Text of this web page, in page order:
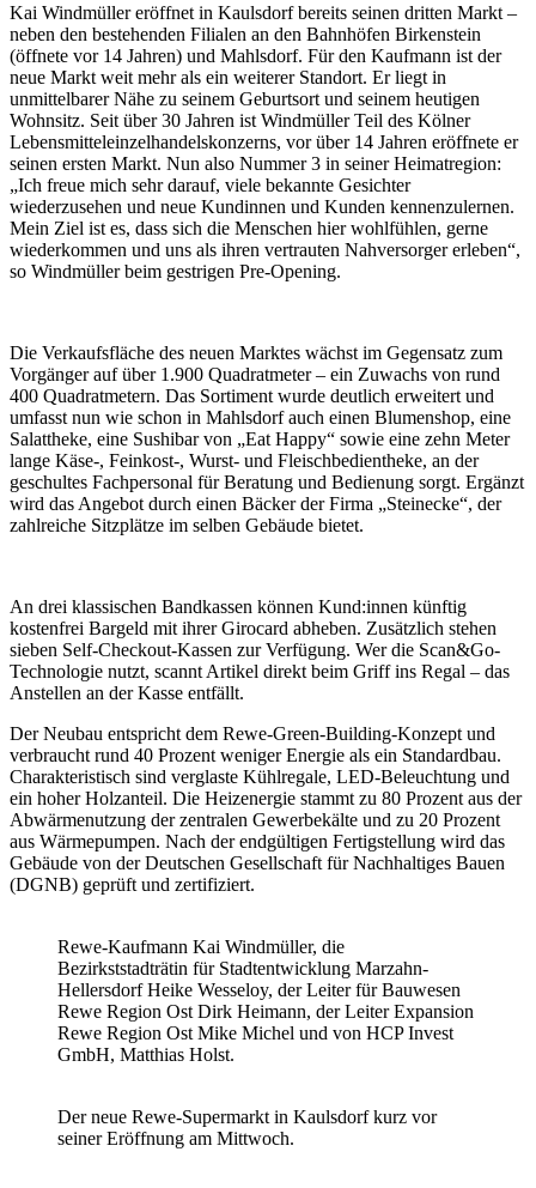
Kai Windmüller eröffnet in Kaulsdorf bereits seinen dritten Markt –
neben den bestehenden Filialen an den Bahnhöfen Birkenstein
(öffnete vor 14 Jahren) und Mahlsdorf. Für den Kaufmann ist der
neue Markt weit mehr als ein weiterer Standort. Er liegt in
unmittelbarer Nähe zu seinem Geburtsort und seinem heutigen
Wohnsitz. Seit über 30 Jahren ist Windmüller Teil des Kölner
Lebensmitteleinzelhandelskonzerns, vor über 14 Jahren eröffnete er
seinen ersten Markt. Nun also Nummer 3 in seiner Heimatregion:
„Ich freue mich sehr darauf, viele bekannte Gesichter
wiederzusehen und neue Kundinnen und Kunden kennenzulernen.
Mein Ziel ist es, dass sich die Menschen hier wohlfühlen, gerne
wiederkommen und uns als ihren vertrauten Nahversorger erleben“,
so Windmüller beim gestrigen Pre-Opening.
Die Verkaufsfläche des neuen Marktes wächst im Gegensatz zum
Vorgänger auf über 1.900 Quadratmeter – ein Zuwachs von rund
400 Quadratmetern. Das Sortiment wurde deutlich erweitert und
umfasst nun wie schon in Mahlsdorf auch einen Blumenshop, eine
Salattheke, eine Sushibar von „Eat Happy“ sowie eine zehn Meter
lange Käse-, Feinkost-, Wurst- und Fleischbedientheke, an der
geschultes Fachpersonal für Beratung und Bedienung sorgt. Ergänzt
wird das Angebot durch einen Bäcker der Firma „Steinecke“, der
zahlreiche Sitzplätze im selben Gebäude bietet.
An drei klassischen Bandkassen können Kund:innen künftig
kostenfrei Bargeld mit ihrer Girocard abheben. Zusätzlich stehen
sieben Self-Checkout-Kassen zur Verfügung. Wer die Scan&Go-
Technologie nutzt, scannt Artikel direkt beim Griff ins Regal – das
Anstellen an der Kasse entfällt.
Der Neubau entspricht dem Rewe-Green-Building-Konzept und
verbraucht rund 40 Prozent weniger Energie als ein Standardbau.
Charakteristisch sind verglaste Kühlregale, LED-Beleuchtung und
ein hoher Holzanteil. Die Heizenergie stammt zu 80 Prozent aus der
Abwärmenutzung der zentralen Gewerbekälte und zu 20 Prozent
aus Wärmepumpen. Nach der endgültigen Fertigstellung wird das
Gebäude von der Deutschen Gesellschaft für Nachhaltiges Bauen
(DGNB) geprüft und zertifiziert.
Rewe-Kaufmann Kai Windmüller, die
Bezirkststadträtin für Stadtentwicklung Marzahn-
Hellersdorf Heike Wesseloy, der Leiter für Bauwesen
Rewe Region Ost Dirk Heimann, der Leiter Expansion
Rewe Region Ost Mike Michel und von HCP Invest
GmbH, Matthias Holst.
Der neue Rewe-Supermarkt in Kaulsdorf kurz vor
seiner Eröffnung am Mittwoch.